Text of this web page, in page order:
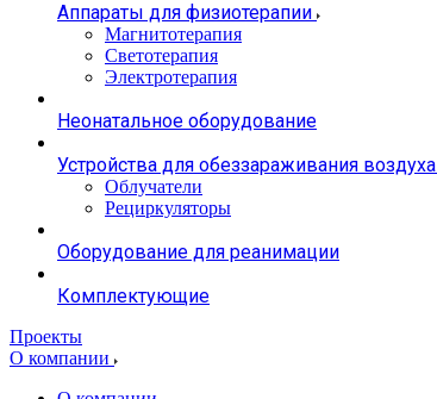
Аппараты для физиотерапии
Магнитотерапия
Светотерапия
Электротерапия
Неонатальное оборудование
Устройства для обеззараживания воздуха
Облучатели
Рециркуляторы
Оборудование для реанимации
Комплектующие
Проекты
О компании